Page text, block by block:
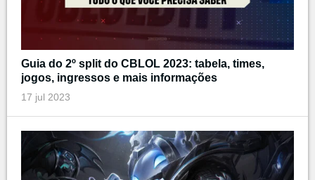
Guia do 2º split do CBLOL 2023: tabela, times,
jogos, ingressos e mais informações
17 jul 2023